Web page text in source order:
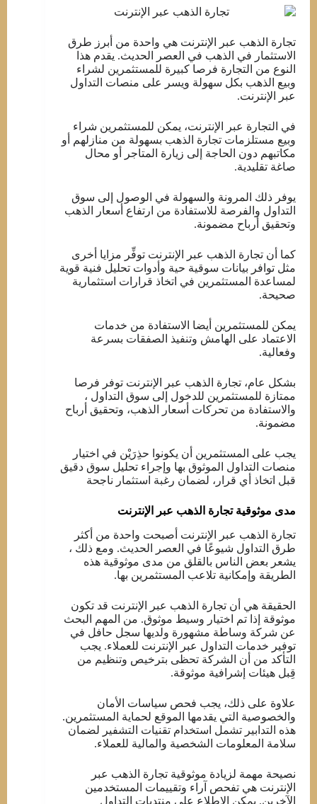
تجارة الذهب عبر الإنترنت هي واحدة من أبرز طرق
الاستثمار في الذهب في العصر الحديث. يقدم هذا
النوع من التجارة فرصا كبيرة للمستثمرين لشراء
وبيع الذهب بكل سهولة ويسر على منصات التداول
عبر الإنترنت.
في التجارة عبر الإنترنت، يمكن للمستثمرين شراء
وبيع مستلزمات تجارة الذهب بسهولة من منازلهم أو
مكاتبهم دون الحاجة إلى زيارة المتاجر أو محال
صاغة تقليدية.
يوفر ذلك المرونة والسهولة في الوصول إلى سوق
التداول والفرصة للاستفادة من ارتفاع أسعار الذهب
وتحقيق أرباح مضمونة.
كما أن تجارة الذهب عبر الإنترنت توفِّر مزايا أخرى
مثل توافر بيانات سوقية حية وأدوات تحليل فنية قوية
لمساعدة المستثمرين في اتخاذ قرارات استثمارية
صحيحة.
يمكن للمستثمرين أيضا الاستفادة من خدمات
الاعتماد على الهامش وتنفيذ الصفقات بسرعة
وفعالية.
بشكل عام، تجارة الذهب عبر الإنترنت توفر فرصا
ممتازة للمستثمرين للدخول إلى سوق التداول ،
والاستفادة من تحركات أسعار الذهب، وتحقيق أرباح
مضمونة.
يجب على المستثمرين أن يكونوا حذِرَيْن في اختيار
منصات التداول الموثوق بها وإجراء تحليل سوق دقيق
قبل اتخاذ أي قرار، لضمان رغبة استثمار ناجحة
مدى موثوقية تجارة الذهب عبر الإنترنت
تجارة الذهب عبر الإنترنت أصبحت واحدة من أكثر
طرق التداول شيوعًا في العصر الحديث. ومع ذلك ،
يشعر بعض الناس بالقلق من مدى موثوقية هذه
الطريقة وإمكانية تلاعب المستثمرين بها.
الحقيقة هي أن تجارة الذهب عبر الإنترنت قد تكون
موثوقة إذا تم اختيار وسيط موثوق. من المهم البحث
عن شركة وساطة مشهورة ولديها سجل حافل في
توفير خدمات التداول عبر الإنترنت للعملاء. يجب
التأكد من أن الشركة تحظى بترخيص وتنظيم من
قِبل هيئات إشرافية موثوقة.
علاوة على ذلك، يجب فحص سياسات الأمان
والخصوصية التي يقدمها الموقع لحماية المستثمرين.
هذه التدابير تشمل استخدام تقنيات التشفير لضمان
سلامة المعلومات الشخصية والمالية للعملاء.
نصيحة مهمة لزيادة موثوقية تجارة الذهب عبر
الإنترنت هي تفحص آراء وتقييمات المستخدمين
الآخرين. يمكن الاطلاع على منتديات التداول